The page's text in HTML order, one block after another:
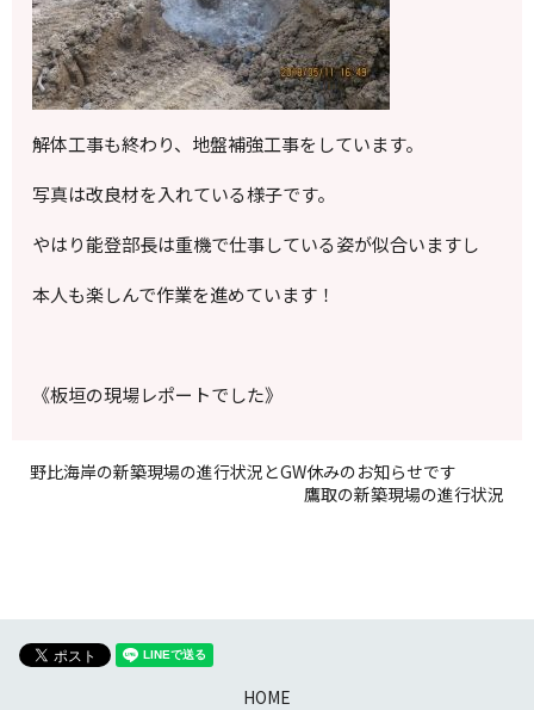
解体工事も終わり、地盤補強工事をしています。
写真は改良材を入れている様子です。
やはり能登部長は重機で仕事している姿が似合いますし
本人も楽しんで作業を進めています！
《板垣の現場レポートでした》
野比海岸の新築現場の進行状況とGW休みのお知らせです
鷹取の新築現場の進行状況
HOME